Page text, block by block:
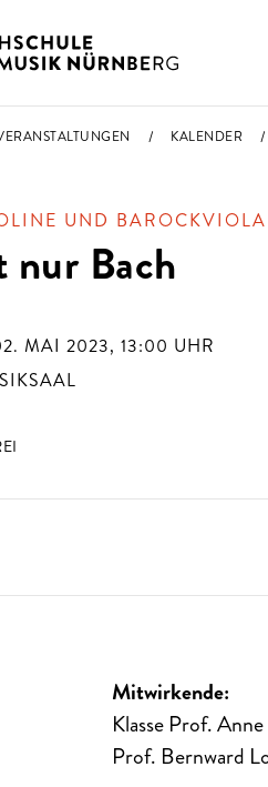
KALENDER
UND
nur Bach
MAI 2023, 13:00 UHR
Mitwirkende:
Klasse Prof.
Prof. Bernward